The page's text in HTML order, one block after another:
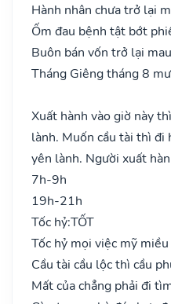
Hành nhân chưa trở lại
Ốm đau bệnh tật bớt
Buôn bán vốn trở lại mau
Tháng Giêng tháng 8
Xuất hành vào giờ này
lành. Muốn cầu tài thì đi
yên lành. Người xuất
7h-9h
19h-21h
Tốc hỷ:TỐT
Tốc hỷ mọi việc mỹ miều
Cầu tài cầu lộc thì cầu
Mất của chẳng phải đi